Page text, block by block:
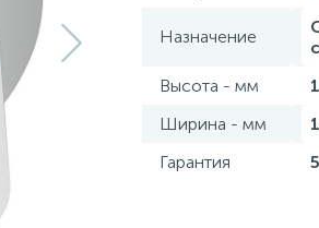
Назначение
Высота - мм
Ширина - мм
Гарантия